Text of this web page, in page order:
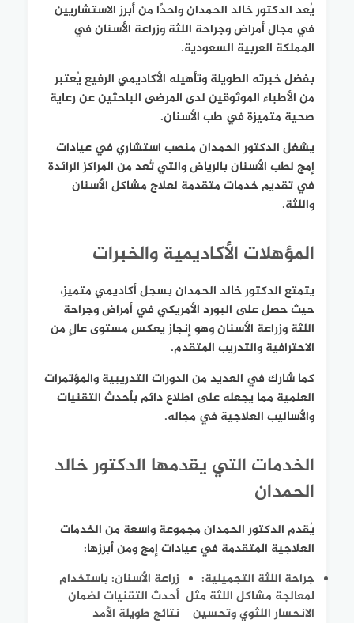
يُعد الدكتور خالد الحمدان واحدًا من أبرز الاستشاريين
في مجال أمراض وجراحة اللثة وزراعة الأسنان في
المملكة العربية السعودية.
بفضل خبرته الطويلة وتأهيله الأكاديمي الرفيع يُعتبر
من الأطباء الموثوقين لدى المرضى الباحثين عن رعاية
صحية متميزة في طب الأسنان.
يشغل الدكتور الحمدان منصب استشاري في عيادات
إمج لطب الأسنان بالرياض والتي تُعد من المراكز الرائدة
في تقديم خدمات متقدمة لعلاج مشاكل الأسنان
واللثة.
المؤهلات الأكاديمية والخبرات
يتمتع الدكتور خالد الحمدان بسجل أكاديمي متميز،
حيث حصل على البورد الأمريكي في أمراض وجراحة
اللثة وزراعة الأسنان وهو إنجاز يعكس مستوى عالٍ من
الاحترافية والتدريب المتقدم.
كما شارك في العديد من الدورات التدريبية والمؤتمرات
العلمية مما يجعله على اطلاع دائم بأحدث التقنيات
والأساليب العلاجية في مجاله.
الخدمات التي يقدمها الدكتور خالد
الحمدان
يُقدم الدكتور الحمدان مجموعة واسعة من الخدمات
العلاجية المتقدمة في عيادات إمج ومن أبرزها:
جراحة اللثة التجميلية:
لمعالجة مشاكل اللثة مثل
الانحسار اللثوي وتحسين
زراعة الأسنان: باستخدام
أحدث التقنيات لضمان
نتائج طويلة الأمد